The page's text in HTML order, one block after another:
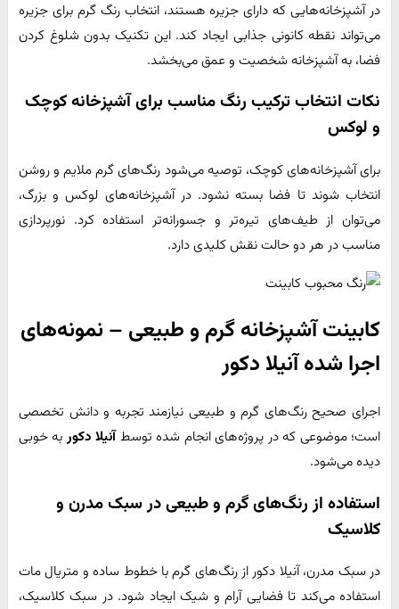
در آشپزخانه‌هایی که دارای جزیره هستند، انتخاب رنگ گرم برای جزیره
می‌تواند نقطه کانونی جذابی ایجاد کند. این تکنیک بدون شلوغ کردن
فضا، به آشپزخانه شخصیت و عمق می‌بخشد.
نکات انتخاب ترکیب رنگ مناسب برای آشپزخانه کوچک
و لوکس
برای آشپزخانه‌های کوچک، توصیه می‌شود رنگ‌های گرم ملایم و روشن
انتخاب شوند تا فضا بسته نشود. در آشپزخانه‌های لوکس و بزرگ،
می‌توان از طیف‌های تیره‌تر و جسورانه‌تر استفاده کرد. نورپردازی
مناسب در هر دو حالت نقش کلیدی دارد.
کابینت آشپزخانه گرم و طبیعی – نمونه‌های
اجرا شده آنیلا دکور
اجرای صحیح رنگ‌های گرم و طبیعی نیازمند تجربه و دانش تخصصی
است؛ موضوعی که در پروژه‌های انجام شده توسطآنیلا دکوربه خوبی
دیده می‌شود.
استفاده از رنگ‌های گرم و طبیعی در سبک مدرن و
کلاسیک
در سبک مدرن، آنیلا دکور از رنگ‌های گرم با خطوط ساده و متریال مات
استفاده می‌کند تا فضایی آرام و شیک ایجاد شود. در سبک کلاسیک،